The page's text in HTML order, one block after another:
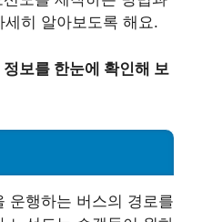
히 알아보도록 해요.
보를 한눈에 확인해 보
운행하는 버스의 경로를